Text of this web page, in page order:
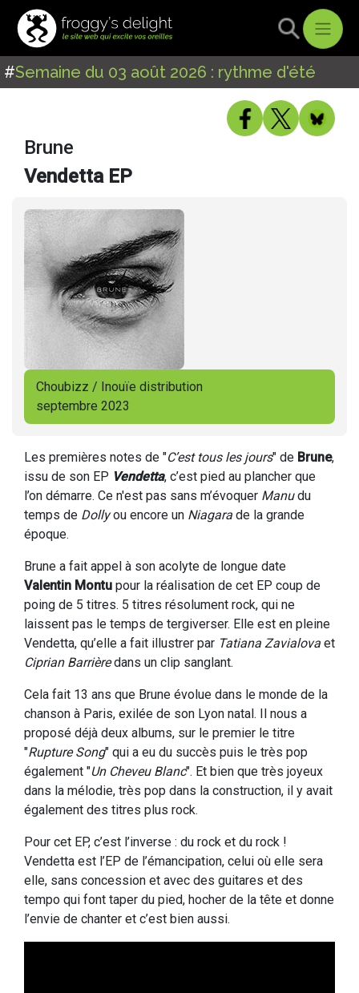
#Semaine du 03 août 2026 : rythme d'été
Brune
Vendetta EP
Choubizz / Inouïe distribution
septembre 2023
Les premières notes de "C’est tous les jours" de Brune,
issu de son EP Vendetta, c’est pied au plancher que
l’on démarre. Ce n'est pas sans m’évoquer Manudu
temps de Dollyou encore un Niagara de la grande
époque.
Brune a fait appel à son acolyte de longue date
Valentin Montu pour la réalisation de cet EP coup de
poing de 5 titres. 5 titres résolument rock, qui ne
laissent pas le temps de tergiverser. Elle est en pleine
Vendetta, qu’elle a fait illustrer par Tatiana Zavialova et
Ciprian Barrièredans un clip sanglant.
Cela fait 13 ans que Brune évolue dans le monde de la
chanson à Paris, exilée de son Lyon natal. Il nous a
proposé déjà deux albums, sur le premier le titre
"Rupture Song" qui a eu du succès puis le très pop
également "Un Cheveu Blanc". Et bien que très joyeux
dans la mélodie, très pop dans la construction, il y avait
également des titres plus rock.
Pour cet EP, c’est l’inverse : du rock et du rock !
Vendetta est l’EP de l’émancipation, celui où elle sera
elle, sans concession et avec des guitares et des
tempo qui font taper du pied, hocher de la tête et donne
l’envie de chanter et c’est bien aussi.